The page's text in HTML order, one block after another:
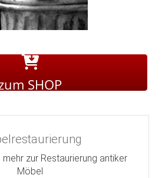
SHOP
mehr zur Restaurierung antiker
Möbel